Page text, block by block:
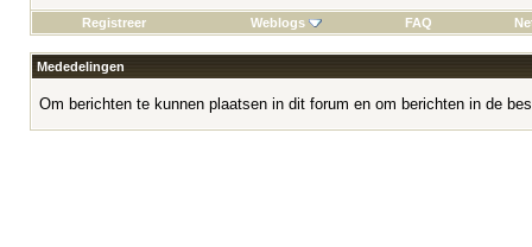
Registreer Weblogs FAQ
Mededelingen
Om berichten te kunnen plaatsen in dit forum en om berichten in de